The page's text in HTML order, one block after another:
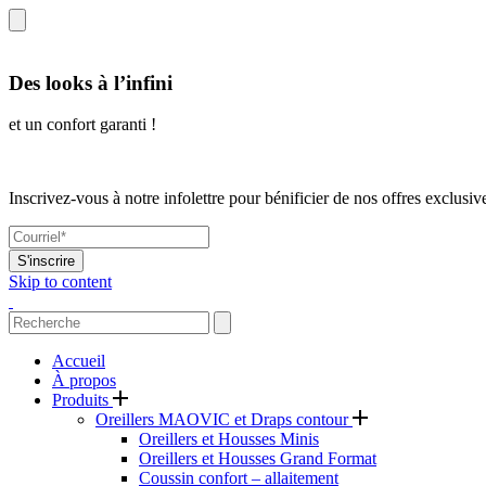
Des looks à l’infini
et un confort garanti !
Inscrivez-vous à notre infolettre pour bénificier de nos offres
S'inscrire
Skip to content
Accueil
À propos
Produits
Oreillers MAOVIC et Draps contour
Oreillers et Housses Minis
Oreillers et Housses Grand Format
Coussin confort – allaitement